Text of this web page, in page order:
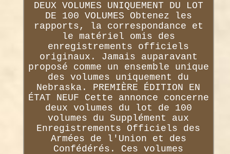
DEUX VOLUMES UNIQUEMENT DU LOT
DE 100 VOLUMES Obtenez les
rapports, la correspondance et
le matériel omis des
enregistrements officiels
originaux. Jamais auparavant
proposé comme un ensemble unique
des volumes uniquement du
Nebraska. PREMIÈRE ÉDITION EN
ÉTAT NEUF Cette annonce concerne
deux volumes du lot de 100
volumes du Supplément aux
Enregistrements Officiels des
Armées de l'Union et des
Confédérés. Ces volumes